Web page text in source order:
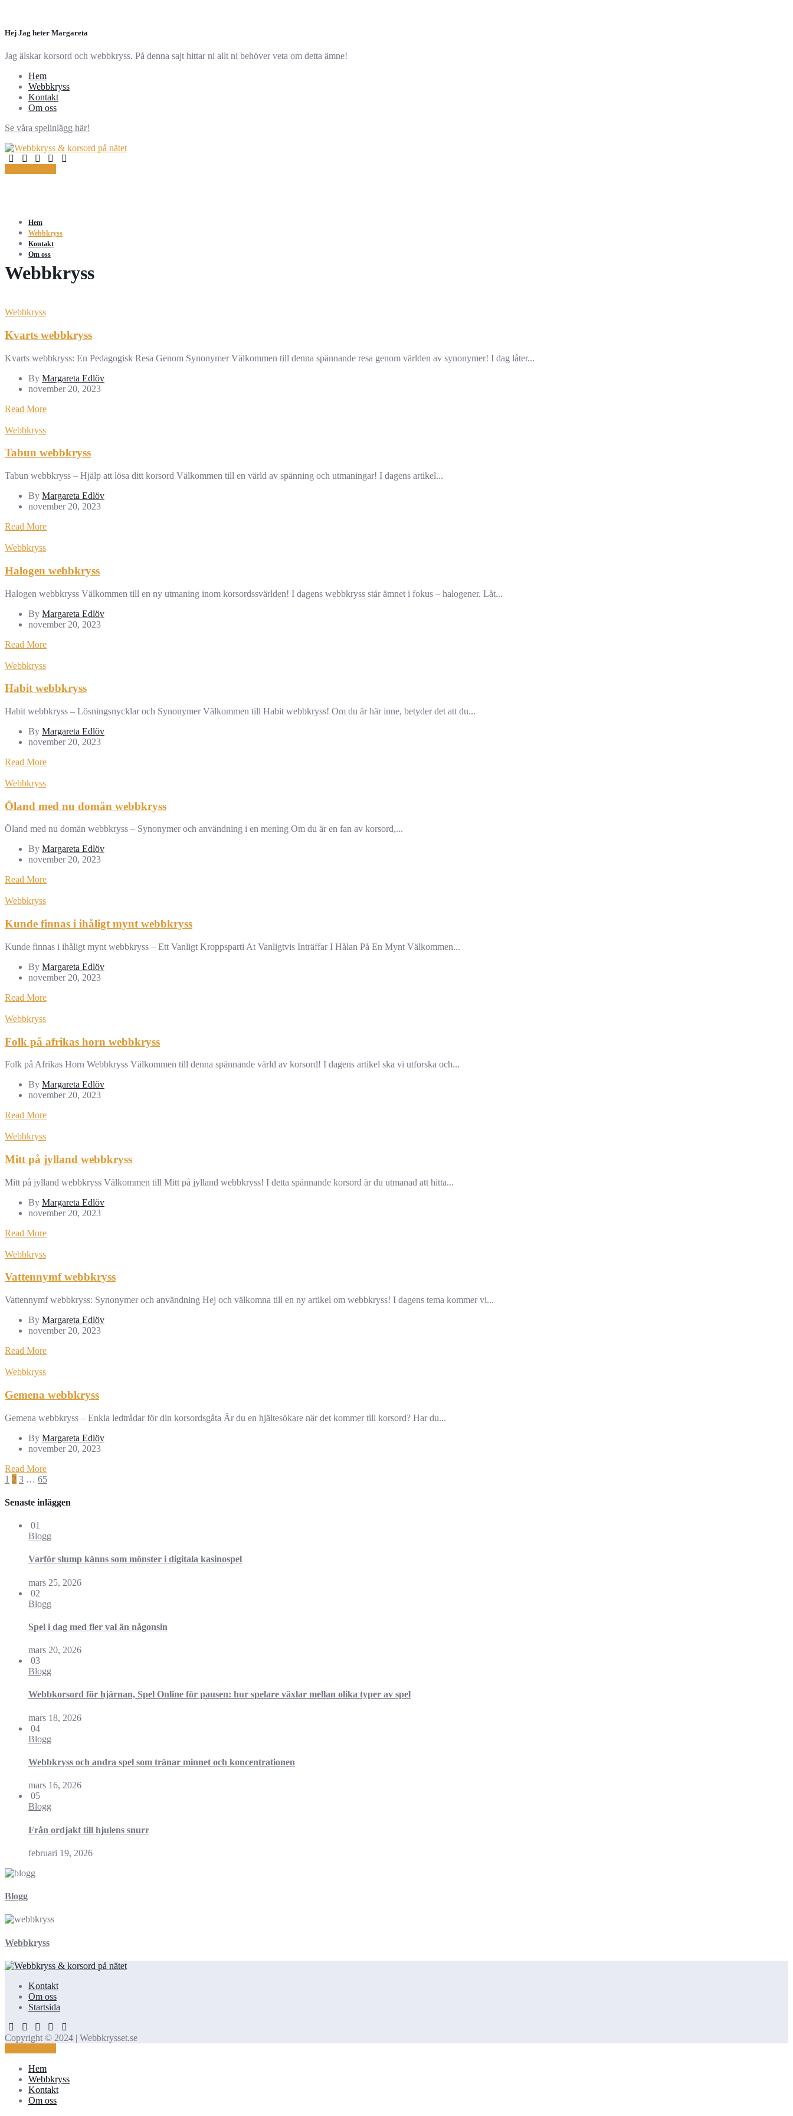
Hej Jag heter Margareta
Jag älskar korsord och webbkryss. På denna sajt hittar ni allt ni behöver veta om detta ämne!
Hem
Webbkryss
Kontakt
Om oss
Se våra spelinlägg här!
Hem
Webbkryss
Kontakt
Om oss
Webbkryss
Webbkryss
Kvarts webbkryss
Kvarts webbkryss: En Pedagogisk Resa Genom Synonymer Välkommen till denna spännande resa genom världen av synonymer! I dag låter...
By Margareta Edlöv
november 20, 2023
Read More
Webbkryss
Tabun webbkryss
Tabun webbkryss – Hjälp att lösa ditt korsord Välkommen till en värld av spänning och utmaningar! I dagens artikel...
By Margareta Edlöv
november 20, 2023
Read More
Webbkryss
Halogen webbkryss
Halogen webbkryss Välkommen till en ny utmaning inom korsordssvärlden! I dagens webbkryss står ämnet i fokus – halogener. Låt...
By Margareta Edlöv
november 20, 2023
Read More
Webbkryss
Habit webbkryss
Habit webbkryss – Lösningsnycklar och Synonymer Välkommen till Habit webbkryss! Om du är här inne, betyder det att du...
By Margareta Edlöv
november 20, 2023
Read More
Webbkryss
Öland med nu domän webbkryss
Öland med nu domän webbkryss – Synonymer och användning i en mening Om du är en fan av korsord,...
By Margareta Edlöv
november 20, 2023
Read More
Webbkryss
Kunde finnas i ihåligt mynt webbkryss
Kunde finnas i ihåligt mynt webbkryss – Ett Vanligt Kroppsparti At Vanligtvis Inträffar I Hålan På En Mynt Välkommen...
By Margareta Edlöv
november 20, 2023
Read More
Webbkryss
Folk på afrikas horn webbkryss
Folk på Afrikas Horn Webbkryss Välkommen till denna spännande värld av korsord! I dagens artikel ska vi utforska och...
By Margareta Edlöv
november 20, 2023
Read More
Webbkryss
Mitt på jylland webbkryss
Mitt på jylland webbkryss Välkommen till Mitt på jylland webbkryss! I detta spännande korsord är du utmanad att hitta...
By Margareta Edlöv
november 20, 2023
Read More
Webbkryss
Vattennymf webbkryss
Vattennymf webbkryss: Synonymer och användning Hej och välkomna till en ny artikel om webbkryss! I dagens tema kommer vi...
By Margareta Edlöv
november 20, 2023
Read More
Webbkryss
Gemena webbkryss
Gemena webbkryss – Enkla ledtrådar för din korsordsgåta Är du en hjältesökare när det kommer till korsord? Har du...
By Margareta Edlöv
november 20, 2023
Read More
Sidnumrering
för
1 2 3 … 65
Senaste inläggen
01
Blogg
Varför slump känns som mönster i digitala kasinospel
mars 25, 2026
02
Blogg
Spel i dag med fler val än någonsin
mars 20, 2026
03
Blogg
Webbkorsord för hjärnan, Spel Online för pausen: hur spelare växlar mellan olika typer av spel
mars 18, 2026
04
Blogg
Webbkryss och andra spel som tränar minnet och koncentrationen
mars 16, 2026
05
Blogg
Från ordjakt till hjulens snurr
februari 19, 2026
Blogg
Webbkryss
Kontakt
Om oss
Startsida
Copyright © 2024 | Webbkrysset.se
Hem
Webbkryss
Kontakt
Om oss